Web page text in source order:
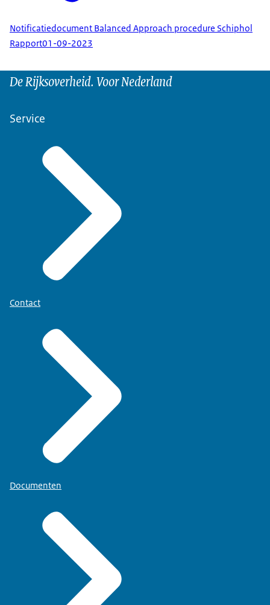
Notificatiedocument Balanced Approach procedure Schiphol
Rapport01-09-2023
De Rijksoverheid. Voor Nederland
Service
Contact
Documenten